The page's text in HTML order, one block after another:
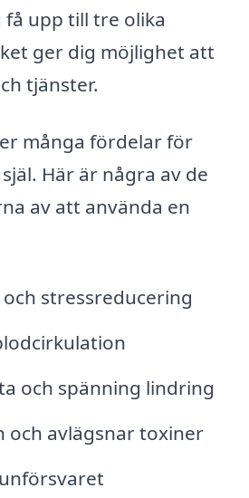
upp till tre olika
ger dig möjlighet att
tjänster.
många fördelar för
Här är några av de
av att använda en
stressreducering
och spänning lindring
och avlägsnar toxiner